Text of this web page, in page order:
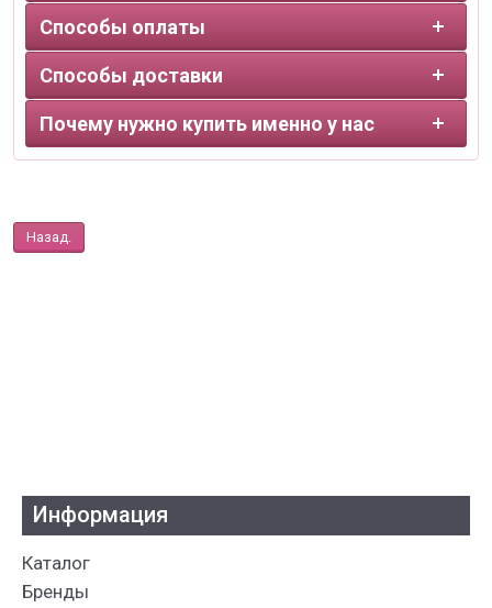
Способы оплаты
Способы доставки
Почему нужно купить именно у нас
Назад.
Информация
Каталог
Бренды